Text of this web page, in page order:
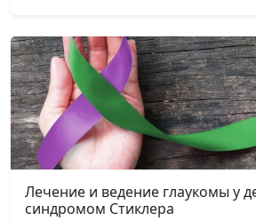
Лечение и ведение глаукомы у
синдромом Стиклера